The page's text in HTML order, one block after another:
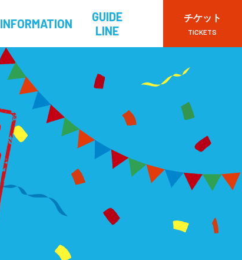
INFORMATION
GUIDE
LINE
チケット
TICKETS